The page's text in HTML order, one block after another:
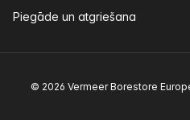
Piegāde un atgriešana
© 2026 Vermeer Borestore